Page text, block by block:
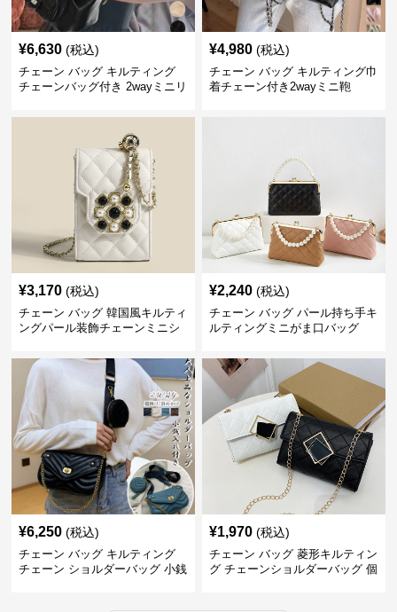
¥6,630 (税込)
チェーン バッグ キルティング
チェーンバッグ付き 2wayミニリ
¥4,980 (税込)
チェーン バッグ キルティング巾
着チェーン付き2wayミニ鞄
¥3,170 (税込)
チェーン バッグ 韓国風キルティ
ングパール装飾チェーンミニシ
¥2,240 (税込)
チェーン バッグ パール持ち手キ
ルティングミニがま口バッグ
¥6,250 (税込)
チェーン バッグ キルティング
チェーン ショルダーバッグ 小銭
¥1,970 (税込)
チェーン バッグ 菱形キルティン
グ チェーンショルダーバッグ 個